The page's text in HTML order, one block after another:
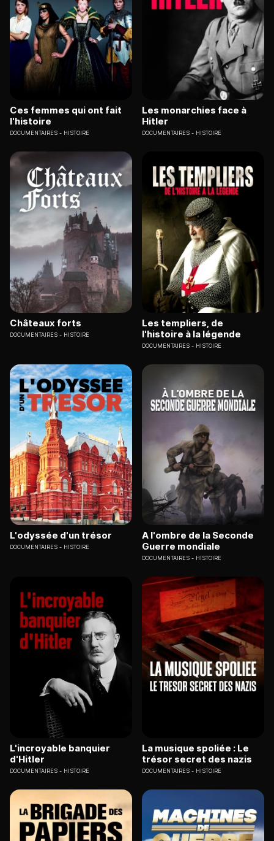
Ces femmes qui ont fait
l'histoire
DOCUMENTAIRES HISTOIRE
Les monarchies face à
Hitler
DOCUMENTAIRES HISTOIRE
Châteaux forts
DOCUMENTAIRES HISTOIRE
Les templiers, de
l'histoire à la légende
DOCUMENTAIRES HISTOIRE
L'odyssée d'un trésor
DOCUMENTAIRES HISTOIRE
A l'ombre de la Seconde
Guerre mondiale
DOCUMENTAIRES HISTOIRE
L'incroyable banquier
d'Hitler
DOCUMENTAIRES HISTOIRE
La musique spoliée : Le
trésor secret des nazis
DOCUMENTAIRES HISTOIRE